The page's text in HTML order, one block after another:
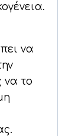
να
να το